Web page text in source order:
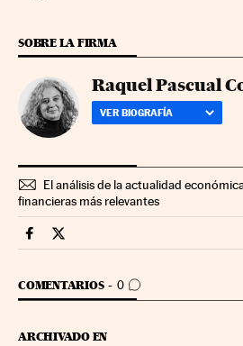
SOBRE LA FIRMA
Raquel Pascual
VER BIOGRAFÍA
El análisis de la actualidad
financieras más relevantes
Economia Cinco Días en Facebook
Economia Cinco Días en
COMENTARIOS 0
IR A LOS COMENTARIOS
ARCHIVADO EN